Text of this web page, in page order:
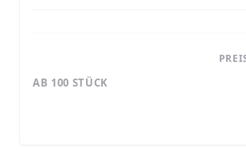
AB 100 STÜCK